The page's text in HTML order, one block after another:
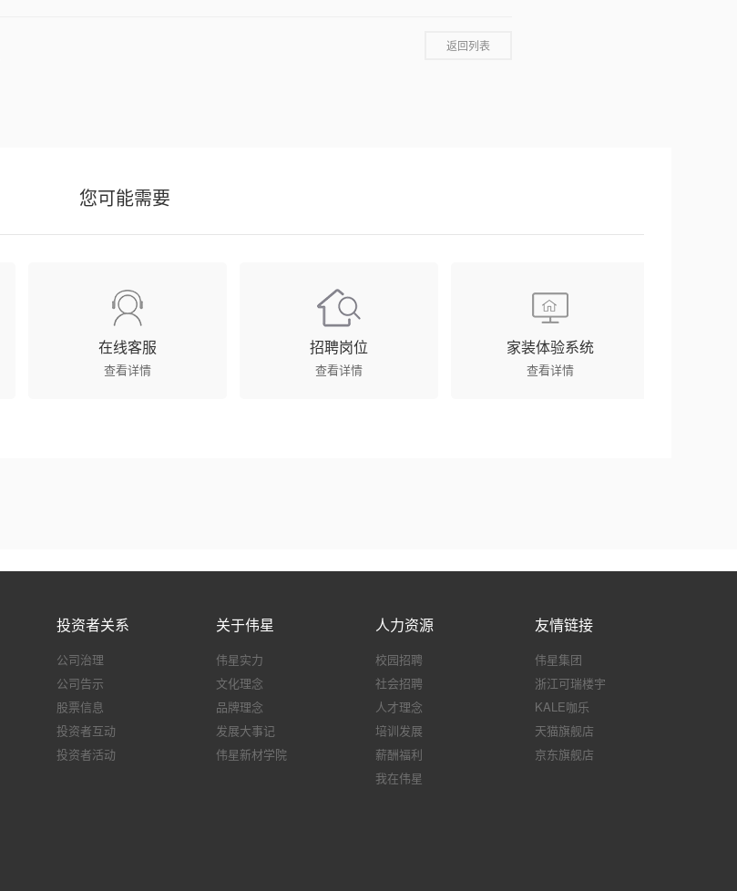
返回列表
您可能需要
在线客服
查看详情
招聘岗位
查看详情
家装体验系统
查看详情
投资者关系
公司治理
公司告示
股票信息
投资者互动
投资者活动
关于伟星
伟星实力
文化理念
品牌理念
发展大事记
伟星新材学院
人力资源
校园招聘
社会招聘
人才理念
培训发展
薪酬福利
我在伟星
友情链接
伟星集团
浙江可瑞楼宇
KALE咖乐
天猫旗舰店
京东旗舰店